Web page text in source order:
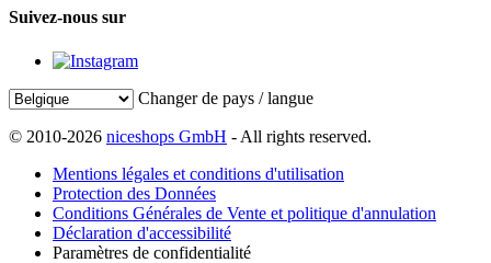
Suivez-nous sur
Changer de pays / langue
© 2010-2026 niceshops GmbH - All rights reserved.
Mentions légales et conditions d'utilisation
Protection des Données
Conditions Générales de Vente et politique d'annulation
Déclaration d'accessibilité
Paramètres de confidentialité